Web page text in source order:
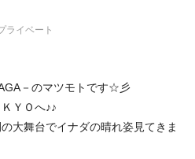
ライベート
－のマツモトです☆彡
ＹＯへ♪♪
大舞台でイナダの晴れ姿見てきま